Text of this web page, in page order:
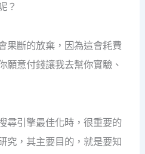
？
果斷的放棄，因為這會耗費
願意付錢讓我去幫你實驗、
尋引擎最佳化時，很重要的
究，其主要目的，就是要知